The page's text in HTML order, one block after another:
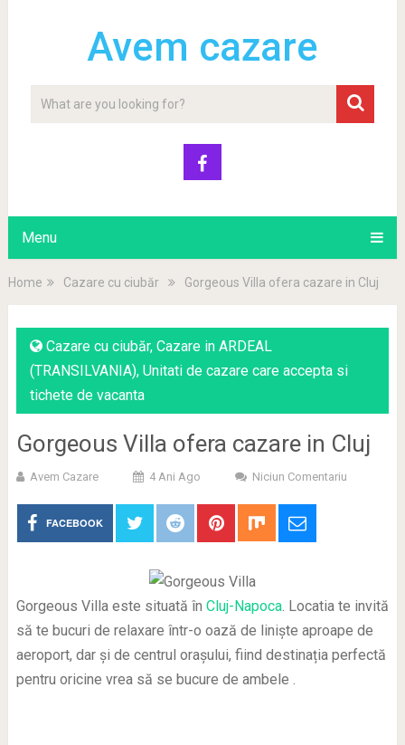
Avem cazare
Menu
Home Cazare cu ciubăr Gorgeous Villa ofera cazare in Cluj
Cazare cu ciubăr, Cazare in ARDEAL
(TRANSILVANIA), Unitati de cazare care accepta si
tichete de vacanta
Gorgeous Villa ofera cazare in Cluj
Avem Cazare 4 Ani Ago Niciun Comentariu
FACEBOOK
Gorgeous Villa este situată în Cluj-Napoca. Locatia te invită
să te bucuri de relaxare într-o oază de liniște aproape de
aeroport, dar și de centrul orașului, fiind destinația perfectă
pentru oricine vrea să se bucure de ambele .